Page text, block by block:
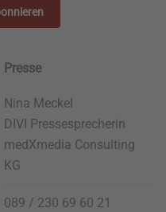
Presse
Nina Meckel
DIVI Pressesprecherin
medXmedia Consulting
KG
089 / 230 69 60 21